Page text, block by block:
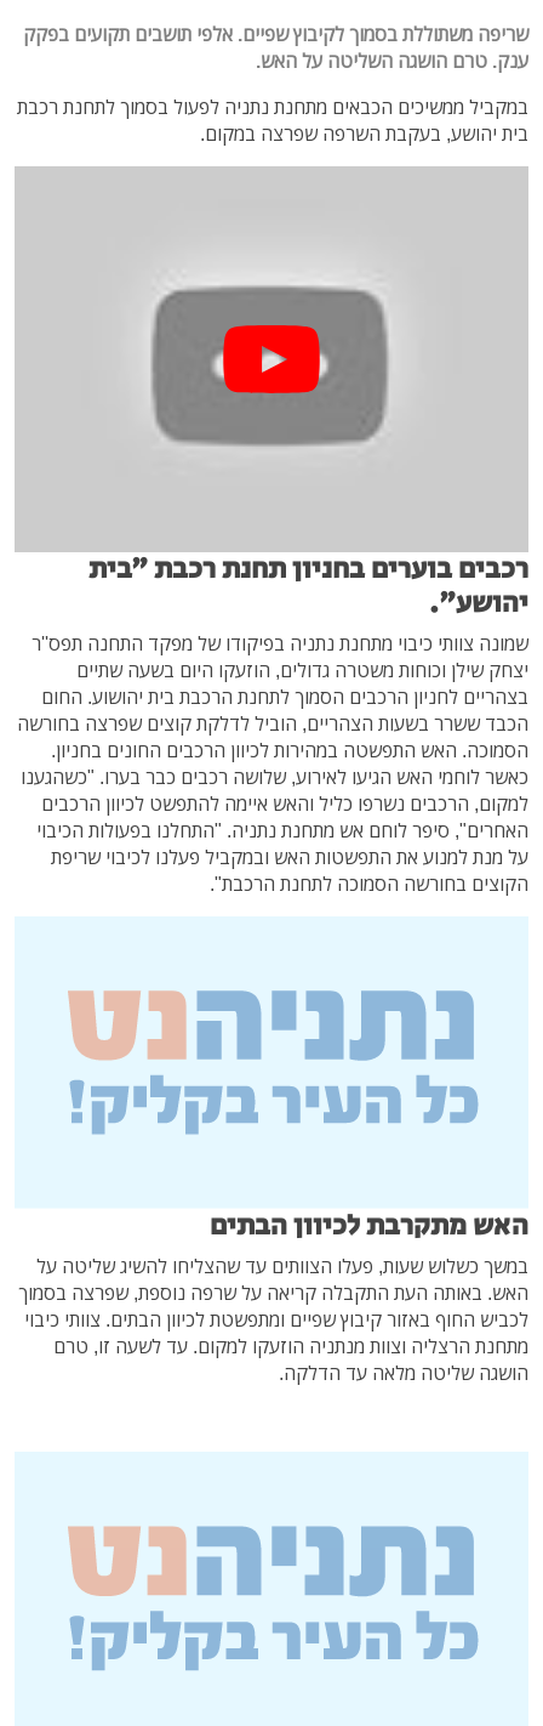
שריפה משתוללת בסמוך לקיבוץ שפיים. אלפי תושבים תקועים בפקק
ענק. טרם הושגה השליטה על האש.
במקביל ממשיכים הכבאים מתחנת נתניה לפעול בסמוך לתחנת רכבת
בית יהושע, בעקבת השרפה שפרצה במקום.
רכבים בוערים בחניון תחנת רכבת "בית
יהושע".
שמונה צוותי כיבוי מתחנת נתניה בפיקודו של מפקד התחנה תפס''ר
יצחק שילן וכוחות משטרה גדולים, הוזעקו היום בשעה שתיים
בצהריים לחניון הרכבים הסמוך לתחנת הרכבת בית יהושוע. החום
הכבד ששרר בשעות הצהריים, הוביל לדלקת קוצים שפרצה בחורשה
הסמוכה. האש התפשטה במהירות לכיוון הרכבים החונים בחניון.
כאשר לוחמי האש הגיעו לאירוע, שלושה רכבים כבר בערו. "כשהגענו
למקום, הרכבים נשרפו כליל והאש איימה להתפשט לכיוון הרכבים
האחרים", סיפר לוחם אש מתחנת נתניה. "התחלנו בפעולות הכיבוי
על מנת למנוע את התפשטות האש ובמקביל פעלנו לכיבוי שריפת
הקוצים בחורשה הסמוכה לתחנת הרכבת".
האש מתקרבת לכיוון הבתים
במשך כשלוש שעות, פעלו הצוותים עד שהצליחו להשיג שליטה על
האש. באותה העת התקבלה קריאה על שרפה נוספת, שפרצה בסמוך
לכביש החוף באזור קיבוץ שפיים ומתפשטת לכיוון הבתים. צוותי כיבוי
מתחנת הרצליה וצוות מנתניה הוזעקו למקום. עד לשעה זו, טרם
הושגה שליטה מלאה עד הדלקה.